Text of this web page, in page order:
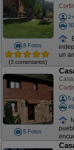
8 Fotos
(3 comentarios)
un
5 Fotos
5